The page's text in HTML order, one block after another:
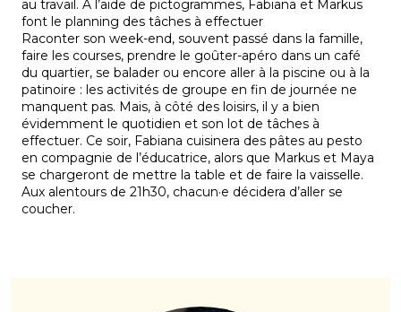
au travail. A l’aide de pictogrammes, Fabiana et Markus
font le planning des tâches à effectuer
Raconter son week-end, souvent passé dans la famille,
faire les courses, prendre le goûter-apéro dans un café
du quartier, se balader ou encore aller à la piscine ou à la
patinoire : les activités de groupe en fin de journée ne
manquent pas. Mais, à côté des loisirs, il y a bien
évidemment le quotidien et son lot de tâches à
effectuer. Ce soir, Fabiana cuisinera des pâtes au pesto
en compagnie de l’éducatrice, alors que Markus et Maya
se chargeront de mettre la table et de faire la vaisselle.
Aux alentours de 21h30, chacun·e décidera d’aller se
coucher.